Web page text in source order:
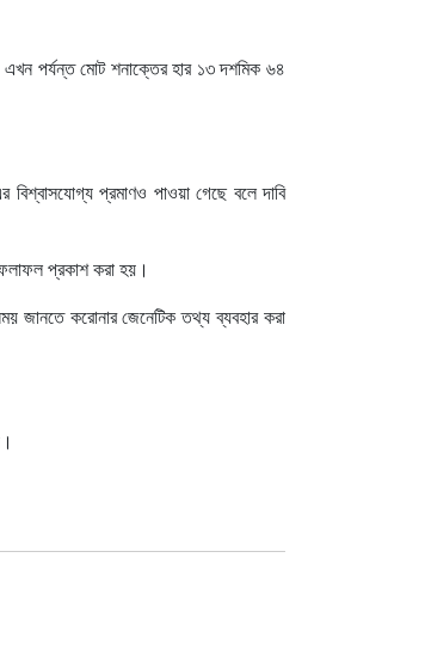
এখন পর্যন্ত মোট শনাক্তের হার ১৩ দশমিক ৬৪
প্রমাণও পাওয়া গেছে বলে দাবি
প্রকাশ করা হয়।
জানতে করোনার জেনেটিক তথ্য ব্যবহার করা